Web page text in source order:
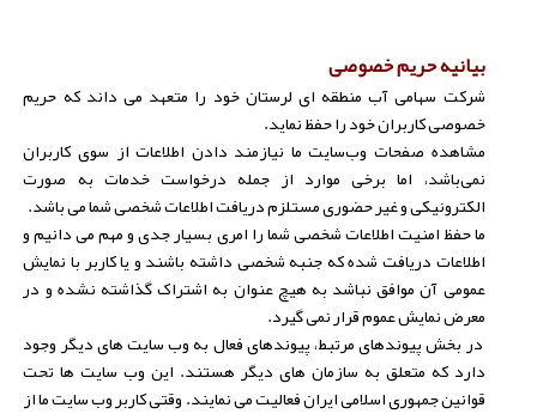
بیانیه حریم خصوصی
شرکت سهامی آب منطقه ای لرستان خود را متعهد می داند که حریم
خصوصی کاربران خود را حفظ نماید.
مشاهده صفحات وب‌سایت‌ ما نیازمند دادن اطلاعات از سوی کاربران
نمی‌باشد، اما برخی موارد از جمله درخواست خدمات به صورت
الکترونیکی و غیر حضوری مستلزم دریافت اطلاعات شخصی شما می باشد.
ما حفظ امنیت اطلاعات شخصی شما را امری بسیار جدی و مهم می دانیم و
اطلاعات دریافت شده که جنبه شخصی داشته باشند و یا کاربر با نمایش
عمومی آن موافق نباشد به هیچ عنوان به اشتراک گذاشته نشده و در
معرض نمایش عموم قرار نمی گیرد.
در بخش پیوندهای مرتبط، پیوندهای فعال به وب سایت های دیگر وجود
دارد که متعلق به سازمان های دیگر هستند. این وب سایت ها تحت
قوانین جمهوری اسلامی ایران فعالیت می نمایند. وقتی کاربر وب سایت ما از